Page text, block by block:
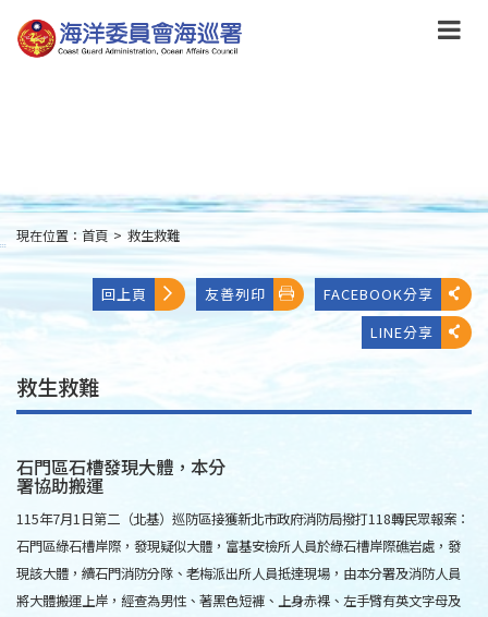
到
主
:::
現在位置： 首頁 > 救生救難
回上頁 友善列印
FACEBOOK分享
LINE分享
救生救難
石門區石槽發現大體，本分
署協助搬運
115年7月1日第二（北基）巡防區接獲新北市政府消防局撥打118轉民眾報案：
石門區綠石槽岸際，發現疑似大體，富基安檢所人員於綠石槽岸際礁岩處，發
現該大體，續石門消防分隊、老梅派出所人員抵達現場，由本分署及消防人員
將大體搬運上岸，經查為男性、著黑色短褲、上身赤裸、左手臂有英文字母及